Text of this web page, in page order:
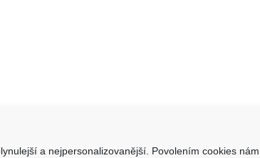
a nejpersonalizovanější. Povolením cookies